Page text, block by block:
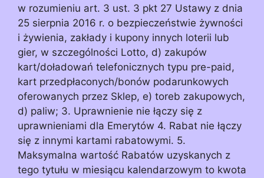
w rozumieniu art. 3 ust. 3 pkt 27 Ustawy z dnia
25 sierpnia 2016 r. o bezpieczeństwie żywności
i żywienia, zakłady i kupony innych loterii lub
gier, w szczególności Lotto, d) zakupów
kart/doładowań telefonicznych typu pre-paid,
kart przedpłaconych/bonów podarunkowych
oferowanych przez Sklep, e) toreb zakupowych,
d) paliw; 3. Uprawnienie nie łączy się z
uprawnieniami dla Emerytów 4. Rabat nie łączy
się z innymi kartami rabatowymi. 5.
Maksymalna wartość Rabatów uzyskanych z
tego tytułu w miesiącu kalendarzowym to kwota